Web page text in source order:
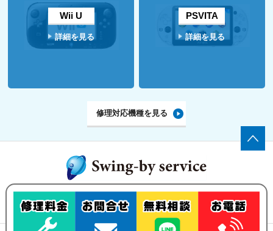
Wii U
詳細を見る
PSVITA
詳細を見る
修理対応機種を見る
ゲーム機の修理・買い取りなら、
Swing-by serviceにお任せ下さい！